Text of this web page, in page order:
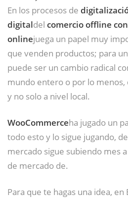
En los procesos de
digitaldel comercio offline
onlinejuega un papel muy
que venden productos; para
puede ser un cambio radical
mundo entero o por lo menos,
y no solo a nivel local.
WooCommerceha jugado un
todo esto y lo sigue jugando,
mercado sigue subiendo mes
de mercado de.
Para que te hagas una idea, en